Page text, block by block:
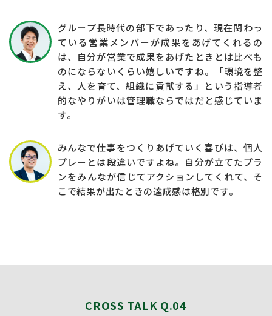
グループ長時代の部下であったり、現在関わっ
ている営業メンバーが成果をあげてくれるの
は、自分が営業で成果をあげたときとは比べも
のにならないくらい嬉しいですね。「環境を整
え、人を育て、組織に貢献する」という指導者
的なやりがいは管理職ならではだと感じていま
す。
みんなで仕事をつくりあげていく喜びは、個人
プレーとは段違いですよね。自分が立てたプラ
ンをみんなが信じてアクションしてくれて、そ
こで結果が出たときの達成感は格別です。
CROSS TALK Q.04